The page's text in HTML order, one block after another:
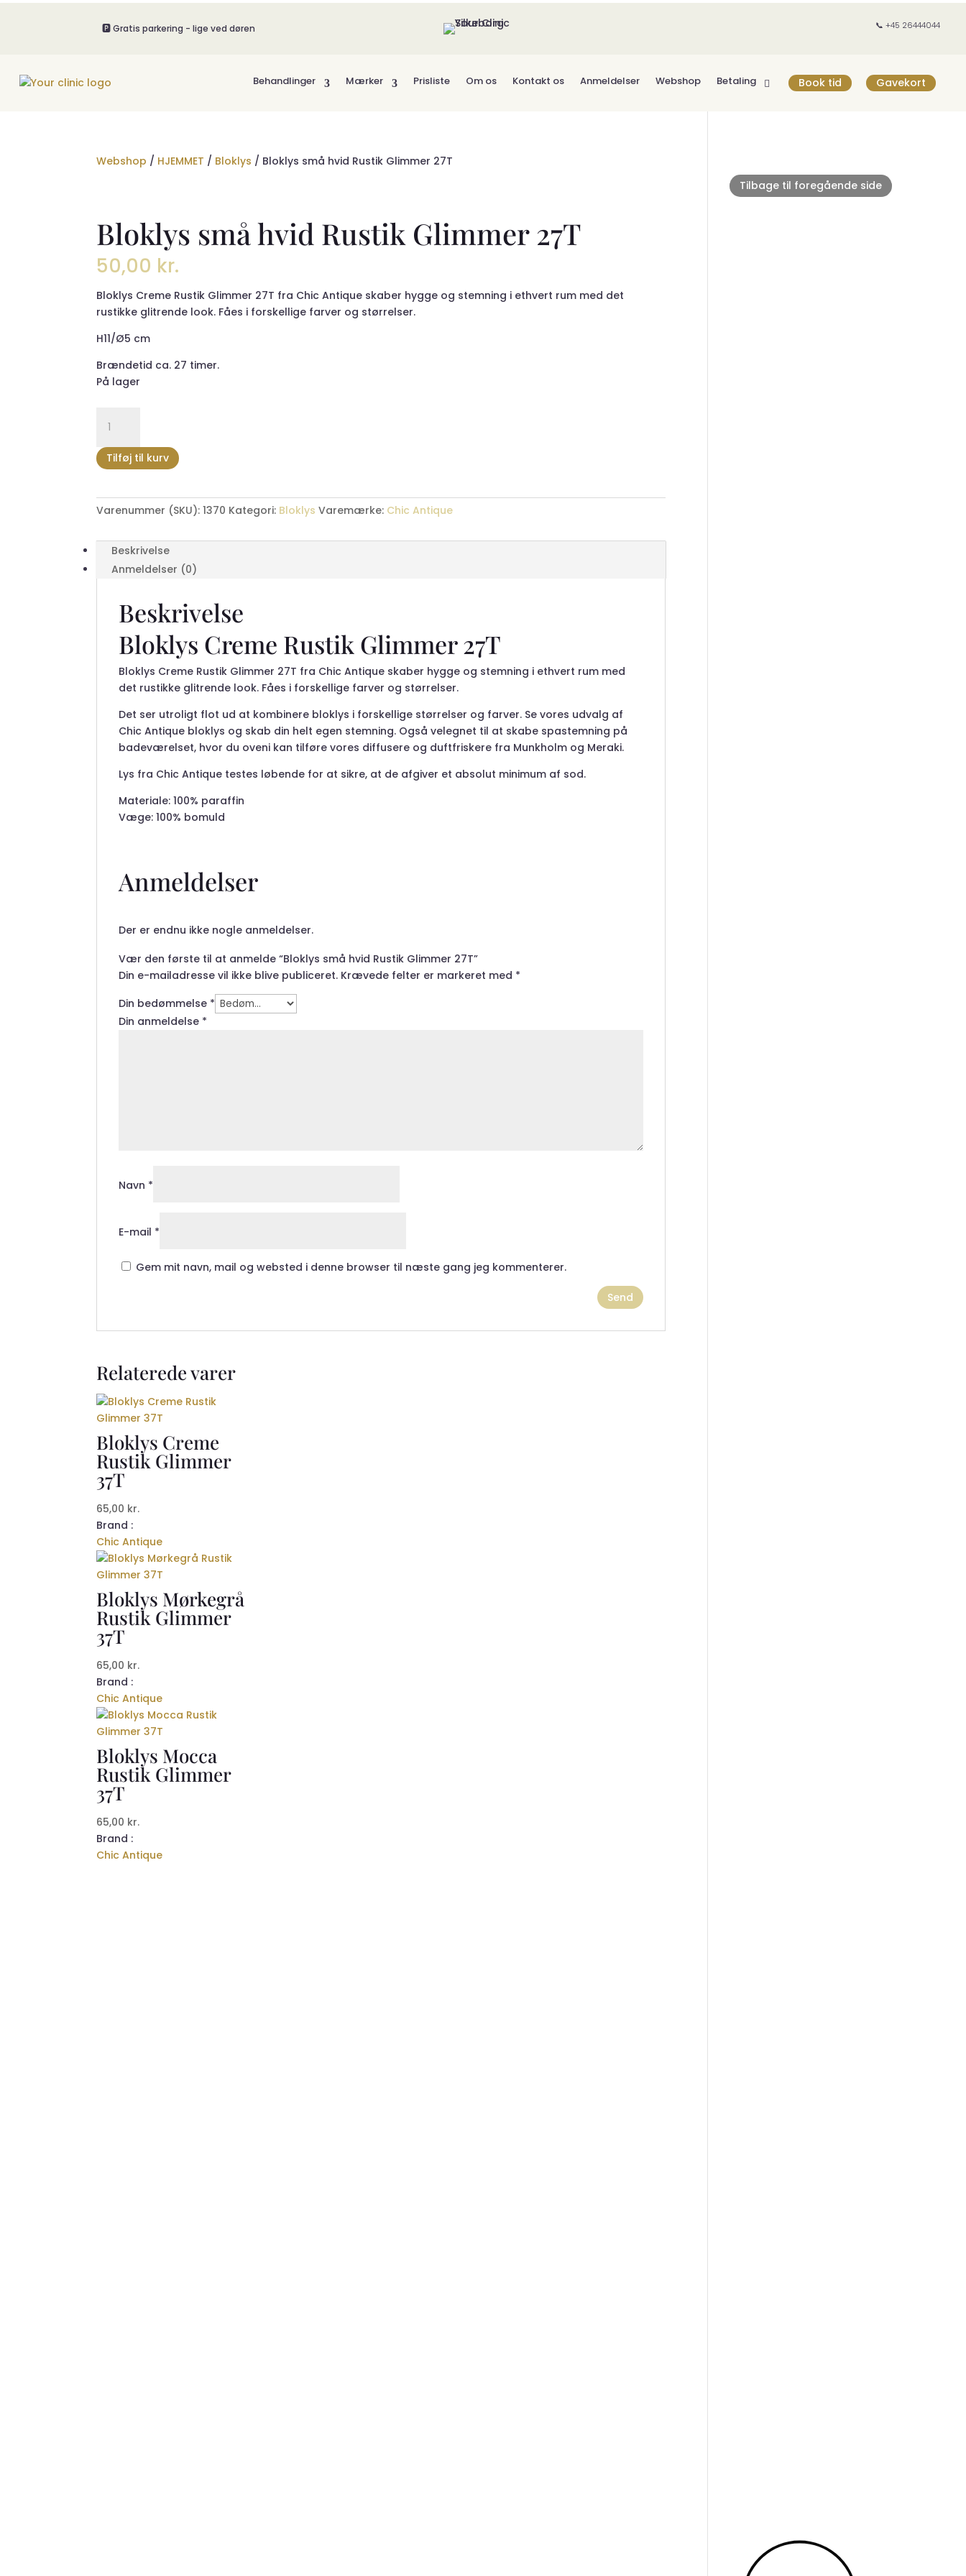
🅿️ Gratis parkering - lige ved døren 📞 +45 26444044
Behandlinger Mærker Prisliste Om os Kontakt os Anmeldelser Webshop Betaling Book tid Gavekort
Webshop / HJEMMET / Bloklys / Bloklys små hvid Rustik Glimmer 27T
Bloklys små hvid Rustik Glimmer 27T
50,00 kr.
Bloklys Creme Rustik Glimmer 27T fra Chic Antique skaber hygge og stemning i ethvert rum med det
rustikke glitrende look. Fåes i forskellige farver og størrelser.
H11/Ø5 cm
Brændetid ca. 27 timer.
På lager
små
hvid
Rustik
27T
antal
Tilføj til kurv
Varenummer (SKU):1370 Kategori: Bloklys Varemærke: Chic Antique
Beskrivelse
Anmeldelser (0)
Beskrivelse
Bloklys Creme Rustik Glimmer 27T
Bloklys Creme Rustik Glimmer 27T fra Chic Antique skaber hygge og stemning i ethvert rum med
det rustikke glitrende look. Fåes i forskellige farver og størrelser.
Det ser utroligt flot ud at kombinere bloklys i forskellige størrelser og farver. Se vores udvalg af
Chic Antique bloklys og skab din helt egen stemning. Også velegnet til at skabe spastemning på
badeværelset, hvor du oveni kan tilføre vores diffusere og duftfriskere fra Munkholm og Meraki.
Lys fra Chic Antique testes løbende for at sikre, at de afgiver et absolut minimum af sod.
Materiale: 100% paraffin
Væge: 100% bomuld
Anmeldelser
Der er endnu ikke nogle anmeldelser.
Vær den første til at anmelde “Bloklys små hvid Rustik Glimmer 27T”
Din e-mailadresse vil ikke blive publiceret. Krævede felter er markeret med *
Din bedømmelse *
Din anmeldelse *
Navn *
E-mail *
Gem mit navn, mail og websted i denne browser til næste gang jeg kommenterer.
Relaterede varer
Bloklys Creme
Rustik Glimmer
37T
65,00 kr.
Brand :
Chic Antique
Bloklys Mørkegrå
Rustik Glimmer
37T
65,00 kr.
Brand :
Chic Antique
Bloklys Mocca
Rustik Glimmer
37T
65,00 kr.
Brand :
Chic Antique